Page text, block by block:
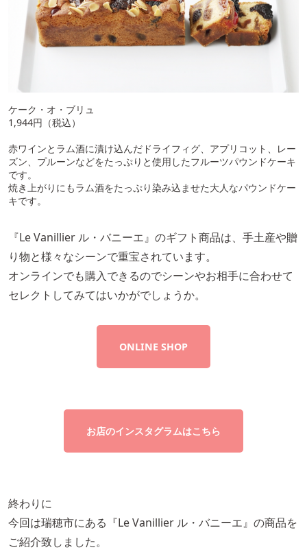
ケーク・オ・ブリュ
1,944円（税込）
赤ワインとラム酒に漬け込んだドライフィグ、アプリコット、レー
ズン、プルーンなどをたっぷりと使用したフルーツパウンドケーキ
です。
焼き上がりにもラム酒をたっぷり染み込ませた大人なパウンドケー
キです。
『Le Vanillier ル・バニーエ』のギフト商品は、手土産や贈
り物と様々なシーンで重宝されています。
オンラインでも購入できるのでシーンやお相手に合わせて
セレクトしてみてはいかがでしょうか。
ONLINE SHOP
お店のインスタグラムはこちら
終わりに
今回は瑞穂市にある『Le Vanillier ル・バニーエ』の商品を
ご紹介致しました。